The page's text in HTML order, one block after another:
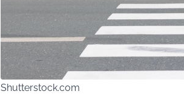
Shutterstock.com